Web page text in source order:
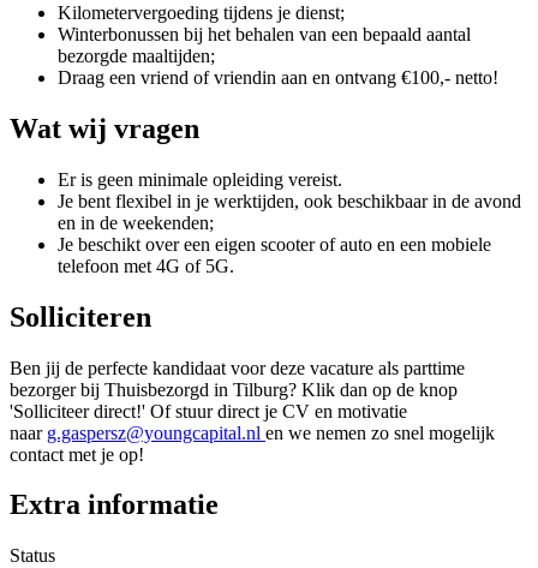
Kilometervergoeding tijdens je dienst;
Winterbonussen bij het behalen van een bepaald aantal
bezorgde maaltijden;
Draag een vriend of vriendin aan en ontvang €100,- netto!
Wat wij vragen
Er is geen minimale opleiding vereist.
Je bent flexibel in je werktijden, ook beschikbaar in de avond
en in de weekenden;
Je beschikt over een eigen scooter of auto en een mobiele
telefoon met 4G of 5G.
Solliciteren
Ben jij de perfecte kandidaat voor deze vacature als parttime
bezorger bij Thuisbezorgd in Tilburg? Klik dan op de knop
'Solliciteer direct!' Of stuur direct je CV en motivatie
naar g.gaspersz@youngcapital.nl en we nemen zo snel mogelijk
contact met je op!
Extra informatie
Status